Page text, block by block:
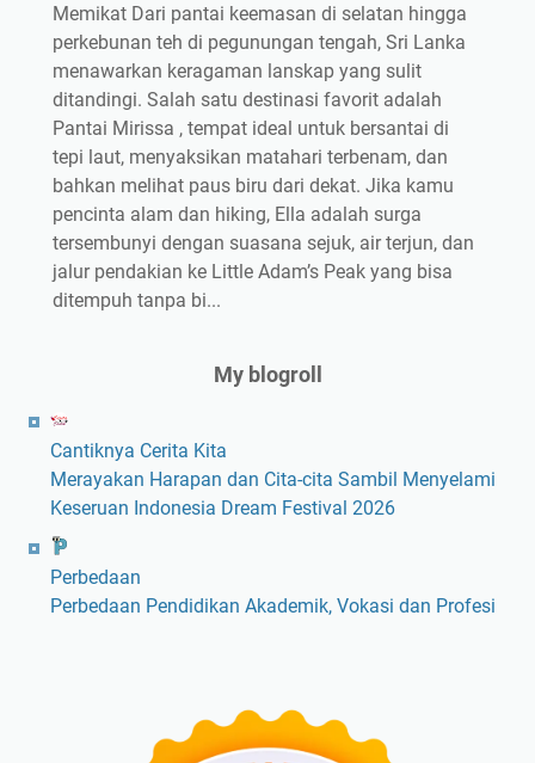
Memikat Dari pantai keemasan di selatan hingga
perkebunan teh di pegunungan tengah, Sri Lanka
menawarkan keragaman lanskap yang sulit
ditandingi. Salah satu destinasi favorit adalah
Pantai Mirissa , tempat ideal untuk bersantai di
tepi laut, menyaksikan matahari terbenam, dan
bahkan melihat paus biru dari dekat. Jika kamu
pencinta alam dan hiking, Ella adalah surga
tersembunyi dengan suasana sejuk, air terjun, dan
jalur pendakian ke Little Adam’s Peak yang bisa
ditempuh tanpa bi...
My blogroll
Cantiknya Cerita Kita
Merayakan Harapan dan Cita-cita Sambil Menyelami
Keseruan Indonesia Dream Festival 2026
Perbedaan
Perbedaan Pendidikan Akademik, Vokasi dan Profesi